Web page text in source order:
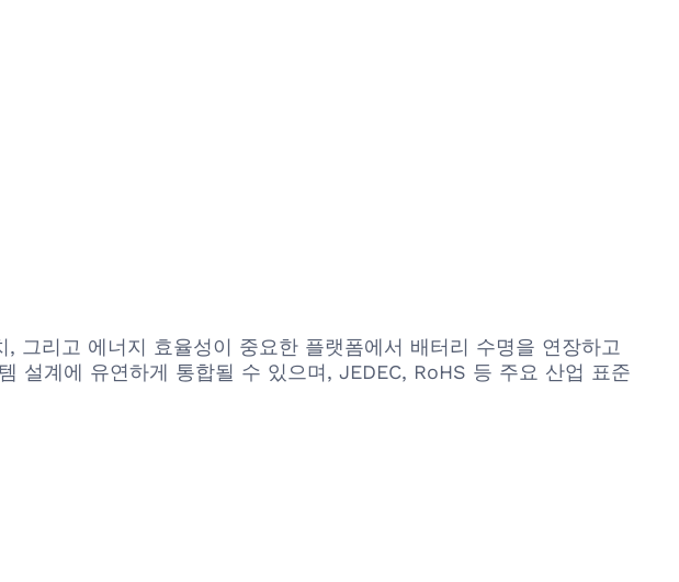
그리고 에너지 효율성이 중요한 플랫폼에서 배터리 수명을 연장하고
설계에 유연하게 통합될 수 있으며, JEDEC, RoHS 등 주요 산업 표준